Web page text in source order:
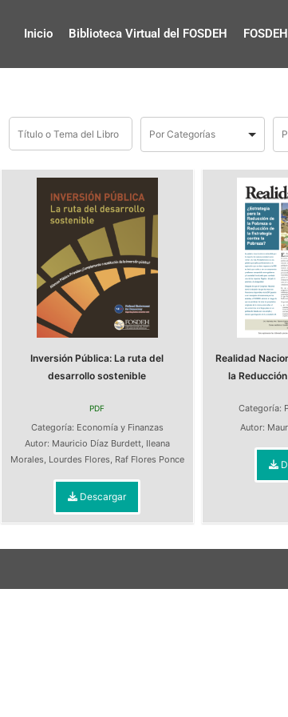
Inicio Biblioteca Virtual del FOSDEH FOSDEH
Inversión Pública: La ruta del
desarrollo sostenible
PDF
Categoría: Economía y Finanzas
Autor: Mauricio Díaz Burdett, Ileana
Morales, Lourdes Flores, Raf Flores Ponce
Descargar
Realidad
la
Categoría:
Autor: